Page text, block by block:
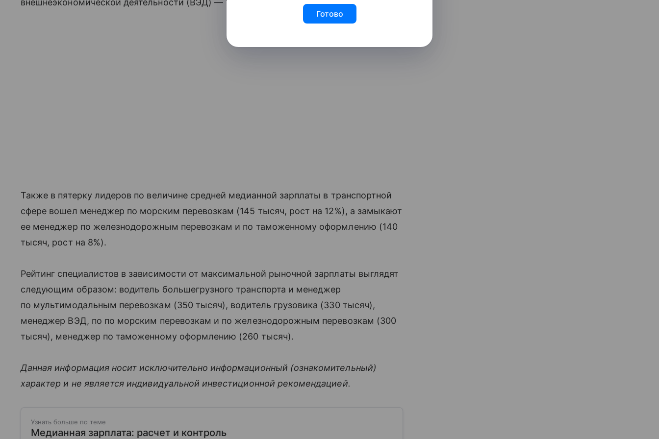
внешнеэкономической деятельности (ВЭД) — 150 тысяч, рост на 7%.
Также в пятерку лидеров по величине средней медианной зарплаты в транспортной
сфере вошел менеджер по морским перевозкам (145 тысяч, рост на 12%), а замыкают
ее менеджер по железнодорожным перевозкам и по таможенному оформлению (140
тысяч, рост на 8%).
Рейтинг специалистов в зависимости от максимальной рыночной зарплаты выглядят
следующим образом: водитель большегрузного транспорта и менеджер
по мультимодальным перевозкам (350 тысяч), водитель грузовика (330 тысяч),
менеджер ВЭД, по по морским перевозкам и по железнодорожным перевозкам (300
тысяч), менеджер по таможенному оформлению (260 тысяч).
Данная информация носит исключительно информационный (ознакомительный)
характер и не является индивидуальной инвестиционной рекомендацией.
Узнать больше по теме
Медианная зарплата: расчет и контроль
Готово